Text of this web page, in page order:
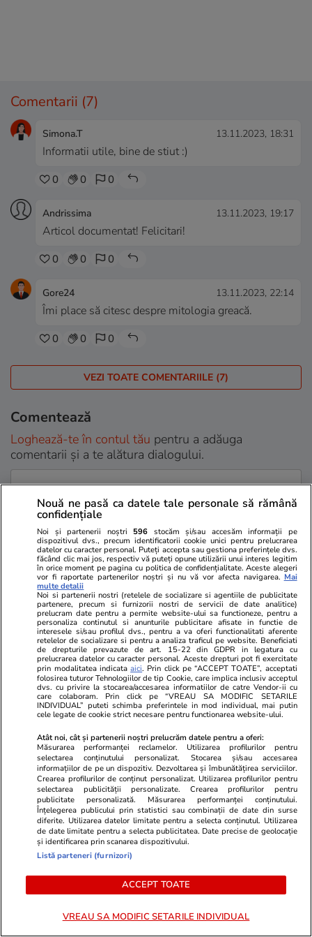
Comentarii (7)
Simona.T 13.11.2023, 18:31
Informatii utile, bine de stiut :)
0 0 0
Andrissima 13.11.2023, 19:17
Articol documentat! Felicitari!
0 0 0
Gore24 13.11.2023, 22:14
Îmi place să citesc despre mitologia greacă.
0 0 0
VEZI TOATE COMENTARIILE (7)
Comentează
Loghează-te în contul tău pentru a adăuga
comentarii și a te alătura dialogului.
Sunt de acord cu regulile comunitatii
PARTENERI
„Era într-un azil, în scaun cu rotile.
Divorț la
Nouă ne pasă ca datele tale personale să rămână
confidențiale
Noi și partenerii noștri 596 stocăm și/sau accesăm informații pe
dispozitivul dvs., precum identificatorii cookie unici pentru prelucrarea
datelor cu caracter personal. Puteți accepta sau gestiona preferințele dvs.
făcând clic mai jos, respectiv vă puteți opune utilizării unui interes legitim
în orice moment pe pagina cu politica de confidențialitate. Aceste alegeri
vor fi raportate partenerilor noștri și nu vă vor afecta navigarea. Mai
multe detalii
Noi si partenerii nostri (retelele de socializare si agentiile de publicitate
partenere, precum si furnizorii nostri de servicii de date analitice)
prelucram date pentru a permite website-ului sa functioneze, pentru a
personaliza continutul si anunturile publicitare afisate in functie de
interesele si/sau profilul dvs., pentru a va oferi functionalitati aferente
retelelor de socializare si pentru a analiza traficul pe website. Beneficiati
de drepturile prevazute de art. 15-22 din GDPR in legatura cu
prelucrarea datelor cu caracter personal. Aceste drepturi pot fi exercitate
prin modalitatea indicataaici. Prin click pe “ACCEPT TOATE”, acceptati
folosirea tuturor Tehnologiilor de tip Cookie, care implica inclusiv acceptul
dvs. cu privire la stocarea/accesarea informatiilor de catre Vendor-ii cu
care colaboram. Prin click pe “VREAU SA MODIFIC SETARILE
INDIVIDUAL” puteti schimba preferintele in mod individual, mai putin
cele legate de cookie strict necesare pentru functionarea website-ului.
Atât noi, cât și partenerii noștri prelucrăm datele pentru a oferi:
Măsurarea performanței reclamelor. Utilizarea profilurilor pentru
selectarea conținutului personalizat. Stocarea și/sau accesarea
informațiilor de pe un dispozitiv. Dezvoltarea și îmbunătățirea serviciilor.
Crearea profilurilor de conținut personalizat. Utilizarea profilurilor pentru
selectarea publicității personalizate. Crearea profilurilor pentru
publicitate personalizată. Măsurarea performanței conținutului.
Înțelegerea publicului prin statistici sau combinații de date din surse
diferite. Utilizarea datelor limitate pentru a selecta conținutul. Utilizarea
de date limitate pentru a selecta publicitatea. Date precise de geolocație
și identificarea prin scanarea dispozitivului.
Listă parteneri (furnizori)
ACCEPT TOATE
VREAU SA MODIFIC SETARILE INDIVIDUAL